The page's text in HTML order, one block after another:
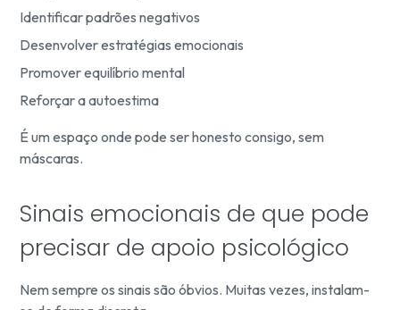
Identificar padrões negativos
Desenvolver estratégias emocionais
Promover equilíbrio mental
Reforçar a autoestima
É um espaço onde pode ser honesto consigo, sem
máscaras.
Sinais emocionais de que pode
precisar de apoio psicológico
Nem sempre os sinais são óbvios. Muitas vezes, instalam-